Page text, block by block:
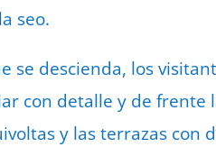
seo.
se descienda, los
con detalle y de frente
y las terrazas